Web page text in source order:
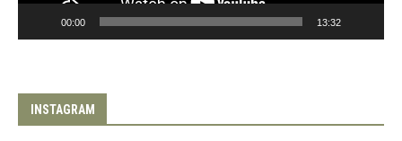
00:00 13:32
INSTAGRAM